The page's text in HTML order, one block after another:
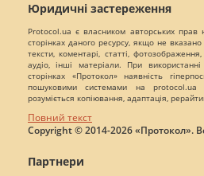
Юридичні застереження
Protocol.ua є власником авторських
сторінках даного ресурсу, якщо не
тексти, коментарі, статті,
аудіо, інші матеріали. При
сторінках «Протокол» наявність
пошуковими системами на protocol.ua
розуміється копіювання, адаптація,
Повний текст
Copyright © 2014-2026 «Протокол».
Партнери